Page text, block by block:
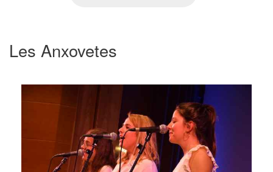
Les Anxovetes